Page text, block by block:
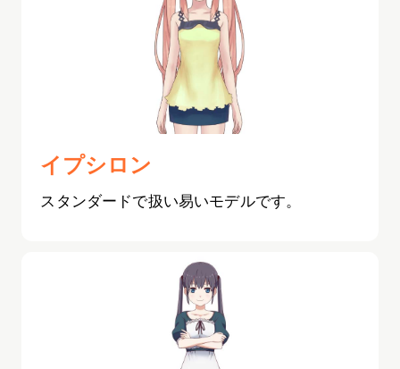
イプシロン
スタンダードで扱い易いモデルです。